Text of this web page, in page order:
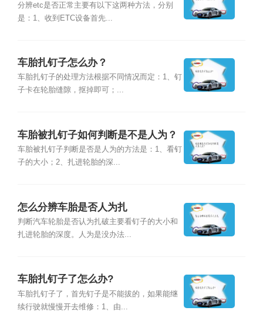
分辨etc是否正常主要有以下这两种方法，分别
是：1、收到ETC设备首先...
车胎扎钉子怎么办？
车胎扎钉子的处理方法根据不同情况而定：1、钉
子卡在轮胎缝隙，抠掉即可；...
车胎被扎钉子如何判断是不是人为？
车胎被扎钉子判断是否是人为的方法是：1、看钉
子的大小；2、扎进轮胎的深...
怎么分辨车胎是否人为扎
判断汽车轮胎是否认为扎破主要看钉子的大小和
扎进轮胎的深度。人为是没办法...
车胎扎钉子了怎么办?
车胎扎钉子了，首先钉子是不能拔的，如果能继
续行驶就慢慢开去维修：1、由...